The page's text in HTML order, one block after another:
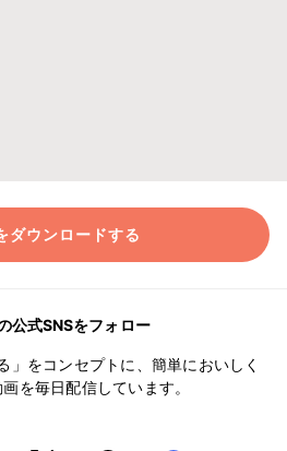
ダウンロードする
公式SNSをフォロー
」をコンセプトに、簡単においしく
を毎日配信しています。